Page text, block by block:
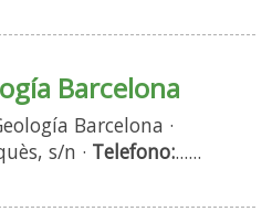
Barcelona
Barcelona ·
s/n · Telefono:......